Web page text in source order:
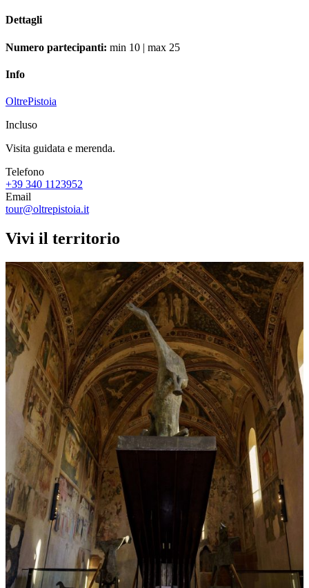
Dettagli
Numero partecipanti: min 10 | max 25
Info
OltrePistoia
Incluso
Visita guidata e merenda.
Telefono
+39 340 1123952
Email
tour@oltrepistoia.it
Vivi il territorio